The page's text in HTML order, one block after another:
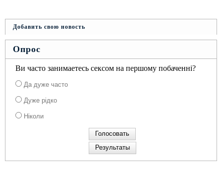
Добавить свою новость
Опрос
Ви часто занимаетесь сексом на першому побаченні?
Да дуже часто
Дуже рідко
Ніколи